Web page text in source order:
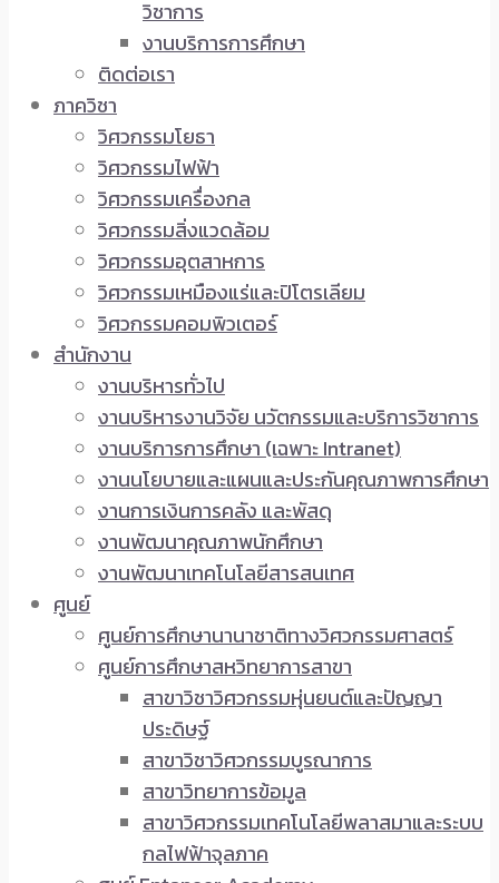
วิชาการ
งานบริการการศึกษา
ติดต่อเรา
ภาควิชา
วิศวกรรมโยธา
วิศวกรรมไฟฟ้า
วิศวกรรมเครื่องกล
วิศวกรรมสิ่งแวดล้อม
วิศวกรรมอุตสาหการ
วิศวกรรมเหมืองแร่และปิโตรเลียม
วิศวกรรมคอมพิวเตอร์
สำนักงาน
งานบริหารทั่วไป
งานบริหารงานวิจัย นวัตกรรมและบริการวิชาการ
งานบริการการศึกษา (เฉพาะ Intranet)
งานนโยบายและแผนและประกันคุณภาพการศึกษา
งานการเงินการคลัง และพัสดุ
งานพัฒนาคุณภาพนักศึกษา
งานพัฒนาเทคโนโลยีสารสนเทศ
ศูนย์
ศูนย์การศึกษานานาชาติทางวิศวกรรมศาสตร์
ศูนย์การศึกษาสหวิทยาการสาขา
สาขาวิชาวิศวกรรมหุ่นยนต์และปัญญา
ประดิษฐ์
สาขาวิชาวิศวกรรมบูรณาการ
สาขาวิทยาการข้อมูล
สาขาวิศวกรรมเทคโนโลยีพลาสมาและระบบ
กลไฟฟ้าจุลภาค